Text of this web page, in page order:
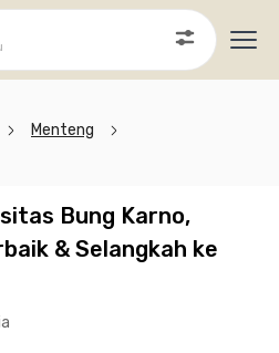
Menteng
Bung Karno,
& Selangkah ke